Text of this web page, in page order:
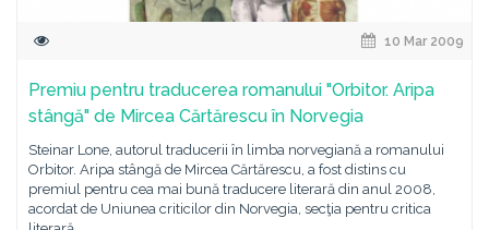
10 Mar 2009
Premiu pentru traducerea romanului "Orbitor. Aripa
stângă" de Mircea Cărtărescu în Norvegia
Steinar Lone, autorul traducerii în limba norvegiană a romanului
Orbitor. Aripa stângă de Mircea Cărtărescu, a fost distins cu
premiul pentru cea mai bună traducere literară din anul 2008,
acordat de Uniunea criticilor din Norvegia, secţia pentru critica